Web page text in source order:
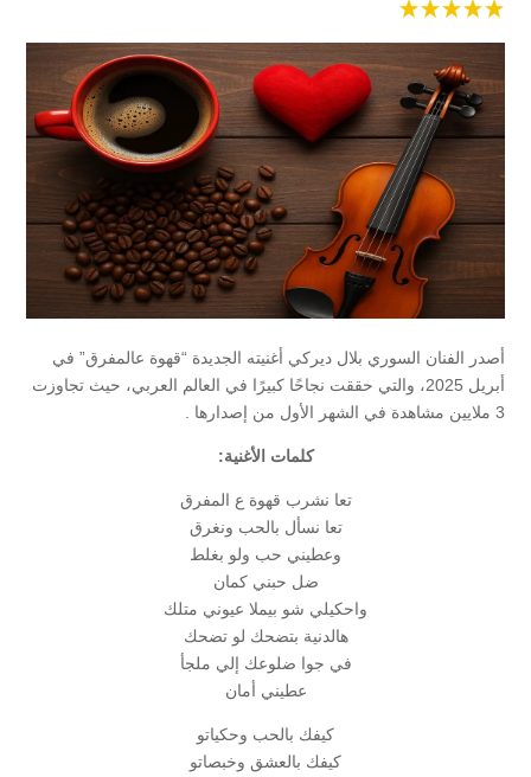
أصدر الفنان السوري بلال ديركي أغنيته الجديدة “قهوة عالمفرق” في
أبريل 2025، والتي حققت نجاحًا كبيرًا في العالم العربي، حيث تجاوزت
3 ملايين مشاهدة في الشهر الأول من إصدارها
كلمات الأغنية:
تعا نشرب قهوة ع المفرق
تعا نسأل بالحب ونغرق
وعطيني حب ولو بغلط
ضل حبني كمان
واحكيلي شو بيملا عيوني متلك
هالدنية بتضحك لو تضحك
في جوا ضلوعك إلي ملجأ
عطيني أمان
كيفك بالحب وحكياتو
كيفك بالعشق وخبصاتو